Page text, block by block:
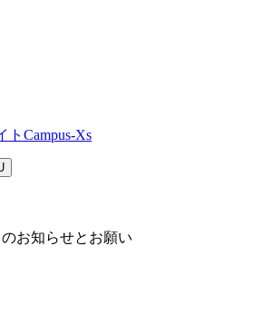
ト Campus-Xs
お知らせとお願い